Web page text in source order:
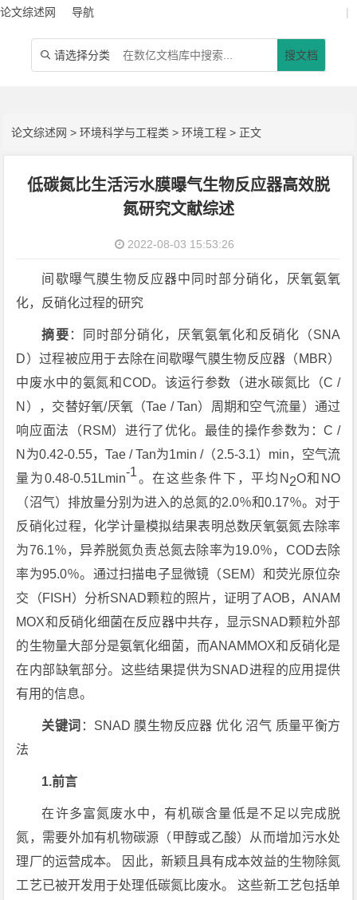
论文综述网 导航 |
 请选择分类 搜文档
论文综述网 >环境科学与工程类 >环境工程 > 正文
低碳氮比生活污水膜曝气生物反应器高效脱
氮研究文献综述
2022-08-03 15:53:26
间歇曝气膜生物反应器中同时部分硝化，厌氧氨氧
化，反硝化过程的研究
摘要 ：同时部分硝化，厌氧氨氧化和反硝化（SNA
D）过程被应用于去除在间歇曝气膜生物反应器（MBR）
中废水中的氨氮和COD。该运行参数（进水碳氮比（C /
N），交替好氧/厌氧（Tae / Tan）周期和空气流量）通过
响应面法（RSM）进行了优化。最佳的操作参数为：C /
N为0.42-0.55，Tae / Tan为1min /（2.5-3.1）min，空气流
量为0.48-0.51Lmin-1。在这些条件下，平均N 2O和NO
（沼气）排放量分别为进入的总氮的2.0％和0.17％。对于
反硝化过程，化学计量模拟结果表明总数厌氧氨氮去除率
为76.1％，异养脱氮负责总氮去除率为19.0％，COD去除
率为95.0％。通过扫描电子显微镜（SEM）和荧光原位杂
交（FISH）分析SNAD颗粒的照片，证明了AOB，ANAM
MOX和反硝化细菌在反应器中共存，显示SNAD颗粒外部
的生物量大部分是氨氧化细菌，而ANAMMOX和反硝化是
在内部缺氧部分。这些结果提供为SNAD进程的应用提供
有用的信息。
关键词 ：SNAD 膜生物反应器 优化 沼气 质量平衡方
法
1.前言
在许多富氮废水中，有机碳含量低是不足以完成脱
氮，需要外加有机物碳源（甲醇或乙酸）从而增加污水处
理厂的运营成本。 因此，新颖且具有成本效益的生物除氮
工艺已被开发用于处理低碳氮比废水。 这些新工艺包括单